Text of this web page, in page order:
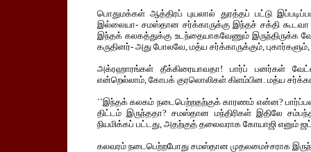
பொதுமக்கள் ஆத்திரப் புயலால் துரத்தப் பட்டு
இல்லையா- சமஸ்தான சர்க்காருக்கு இந்தச் சக்தி
இந்தக் கலகத்துக்கு உடந்தையாகவேணும் இருந்திருக்க
கருதினர்- அது போலவே, மத்ய சர்க்காருக்கும்,
அக்ரஹாரங்கள் தீக்கிரையாவதா! பார்ப் பனர்கள்
என்றெல்லாம், கோபக் குரலொலிகள் கிளம்பின. மத்ய
``இந்தக் கலகம் நடைபெற்றதற்குக் காரணம் என்ன?
திட்டம் இருந்ததா? சமஸ்தான மந்திரிகள் இதிலே
நியமிக்கப் பட்டது, அதற்குத் தலைவராக கோயாஜி எனும்
கலவரம் நடைபெற்றபோது சமஸ்தான முதலமைச்சராக